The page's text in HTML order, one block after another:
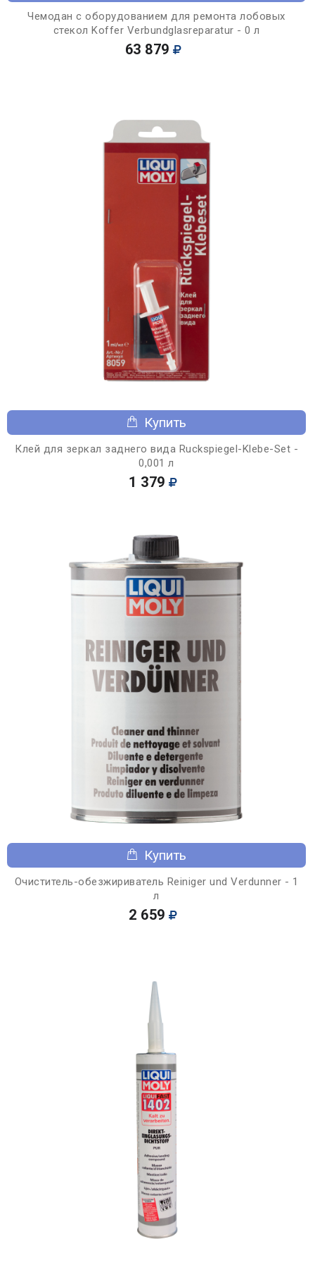
Чемодан с оборудованием для ремонта лобовых
стекол Koffer Verbundglasreparatur - 0 л
63 879
Купить
Клей для зеркал заднего вида Ruckspiegel-Klebe-Set -
0,001 л
1 379
Купить
Очиститель-обезжириватель Reiniger und Verdunner - 1
л
2 659